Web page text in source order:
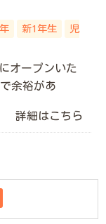
新1年生
児
オープンいた
余裕があ
詳細はこちら